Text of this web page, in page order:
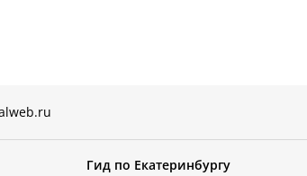
Гид по Екатеринбургу